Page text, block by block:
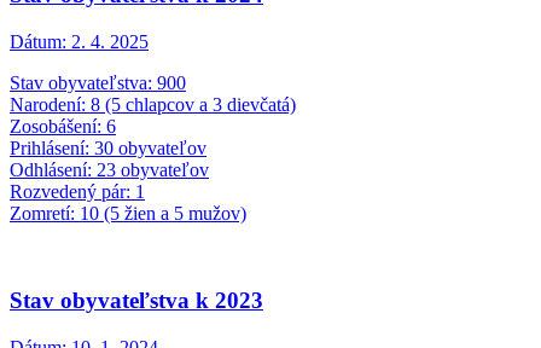
Dátum: 2. 4. 2025
Stav obyvateľstva: 900
Narodení: 8 (5 chlapcov a 3 dievčatá)
Zosobášení: 6
Prihlásení: 30 obyvateľov
Odhlásení: 23 obyvateľov
Rozvedený pár: 1
Zomretí: 10 (5 žien a 5 mužov)
Stav obyvateľstva k 2023